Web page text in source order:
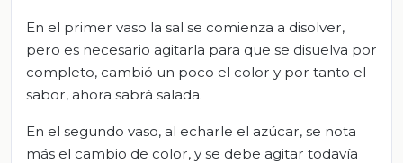
En el primer vaso la sal se comienza a disolver,
pero es necesario agitarla para que se disuelva por
completo, cambió un poco el color y por tanto el
sabor, ahora sabrá salada.
En el segundo vaso, al echarle el azúcar, se nota
más el cambio de color, y se debe agitar todavía